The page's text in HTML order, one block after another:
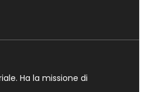
Ha la missione di